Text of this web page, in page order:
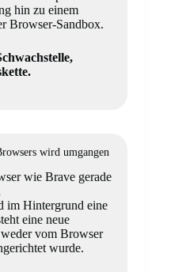
hin zu einem
Browser-Sandbox.
wird umgangen
wie Brave gerade
im Hintergrund eine
eine neue
vom Browser
wurde.